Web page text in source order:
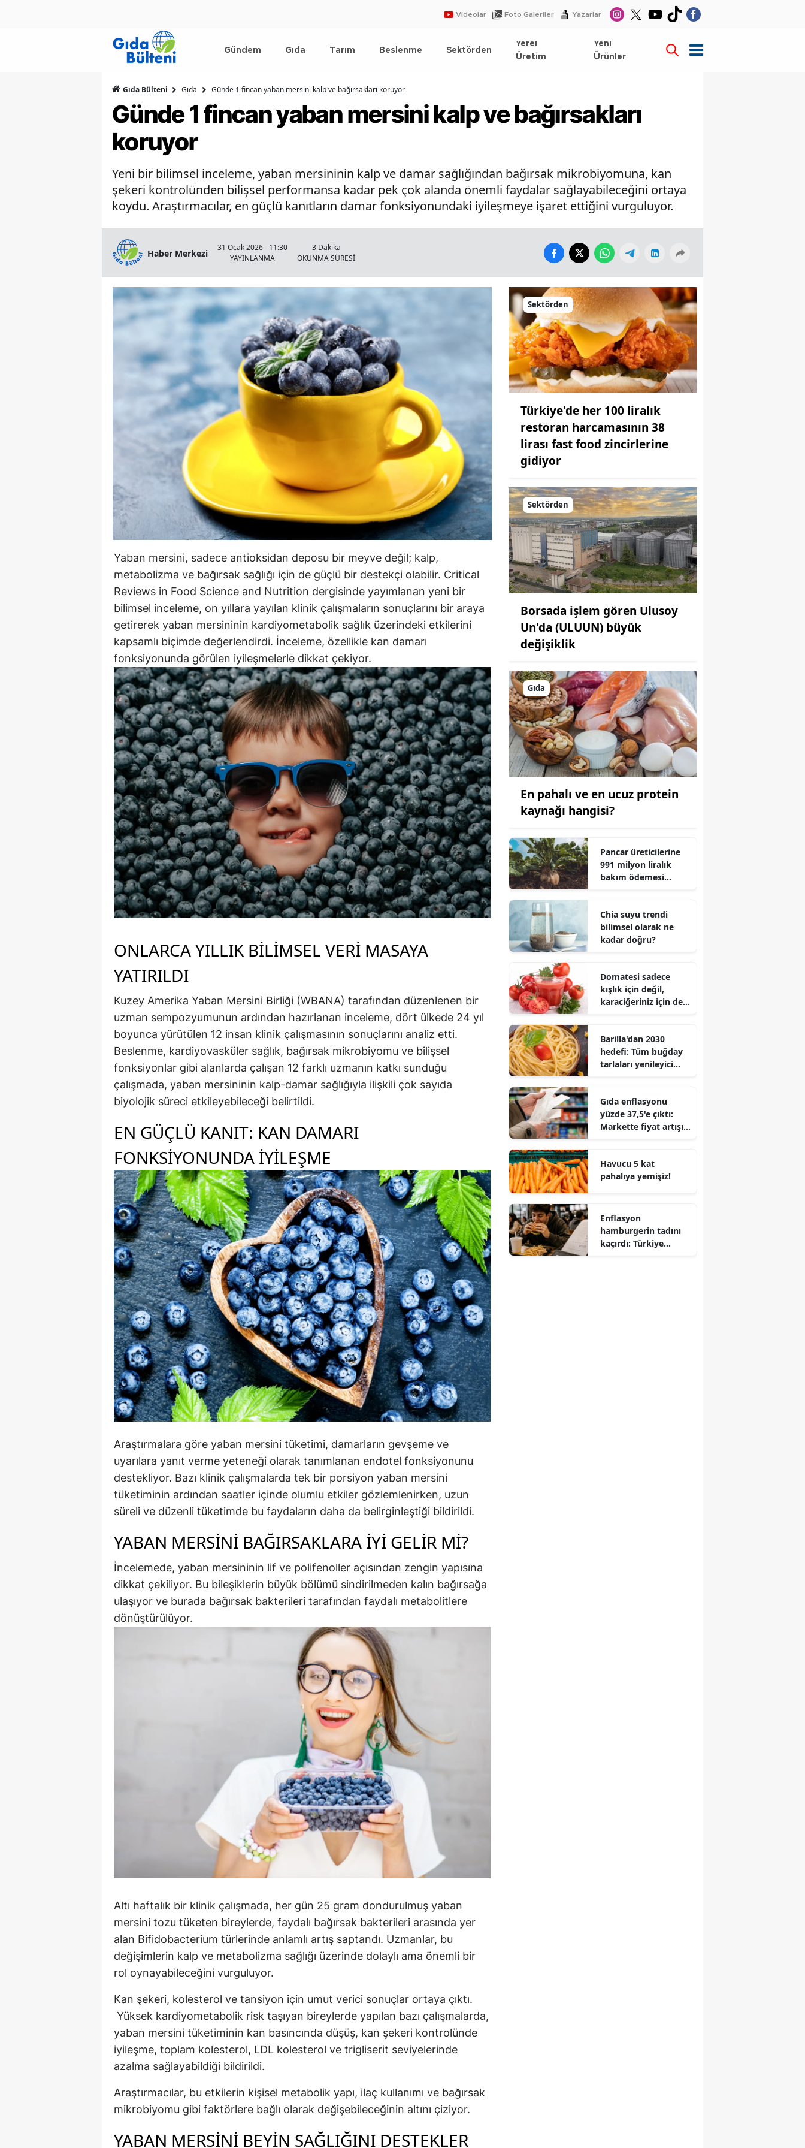
Videolar Foto Galeriler Yazarlar
Gündem Gıda Tarım Beslenme Sektörden
Yerel
Üretim
Yeni
Ürünler
Gıda Bülteni Gıda Günde 1 fincan yaban mersini kalp ve bağırsakları koruyor
Günde 1 fincan yaban mersini kalp ve bağırsakları
koruyor
Yeni bir bilimsel inceleme, yaban mersininin kalp ve damar sağlığından bağırsak mikrobiyomuna, kan
şekeri kontrolünden bilişsel performansa kadar pek çok alanda önemli faydalar sağlayabileceğini ortaya
koydu. Araştırmacılar, en güçlü kanıtların damar fonksiyonundaki iyileşmeye işaret ettiğini vurguluyor.
Haber Merkezi
31 Ocak 2026 - 11:30
YAYINLANMA
3 Dakika
OKUNMA SÜRESİ
Yaban mersini, sadece antioksidan deposu bir meyve değil; kalp,
metabolizma ve bağırsak sağlığı için de güçlü bir destekçi olabilir. Critical
Reviews in Food Science and Nutrition dergisinde yayımlanan yeni bir
bilimsel inceleme, on yıllara yayılan klinik çalışmaların sonuçlarını bir araya
getirerek yaban mersininin kardiyometabolik sağlık üzerindeki etkilerini
kapsamlı biçimde değerlendirdi. İnceleme, özellikle kan damarı
fonksiyonunda görülen iyileşmelerle dikkat çekiyor.
ONLARCA YILLIK BILIMSEL VERI MASAYA
YATIRILDI
Kuzey Amerika Yaban Mersini Birliği (WBANA) tarafından düzenlenen bir
uzman sempozyumunun ardından hazırlanan inceleme, dört ülkede 24 yıl
boyunca yürütülen 12 insan klinik çalışmasının sonuçlarını analiz etti.
Beslenme, kardiyovasküler sağlık, bağırsak mikrobiyomu ve bilişsel
fonksiyonlar gibi alanlarda çalışan 12 farklı uzmanın katkı sunduğu
çalışmada, yaban mersininin kalp-damar sağlığıyla ilişkili çok sayıda
biyolojik süreci etkileyebileceği belirtildi.
EN GÜÇLÜ KANIT: KAN DAMARI
FONKSIYONUNDA IYILEŞME
Araştırmalara göre yaban mersini tüketimi, damarların gevşeme ve
uyarılara yanıt verme yeteneği olarak tanımlanan endotel fonksiyonunu
destekliyor. Bazı klinik çalışmalarda tek bir porsiyon yaban mersini
tüketiminin ardından saatler içinde olumlu etkiler gözlemlenirken, uzun
süreli ve düzenli tüketimde bu faydaların daha da belirginleştiği bildirildi.
YABAN MERSINI BAĞIRSAKLARA IYI GELIR MI?
İncelemede, yaban mersininin lif ve polifenoller açısından zengin yapısına
dikkat çekiliyor. Bu bileşiklerin büyük bölümü sindirilmeden kalın bağırsağa
ulaşıyor ve burada bağırsak bakterileri tarafından faydalı metabolitlere
dönüştürülüyor.
Altı haftalık bir klinik çalışmada, her gün 25 gram dondurulmuş yaban
mersini tozu tüketen bireylerde, faydalı bağırsak bakterileri arasında yer
alan Bifidobacterium türlerinde anlamlı artış saptandı. Uzmanlar, bu
değişimlerin kalp ve metabolizma sağlığı üzerinde dolaylı ama önemli bir
rol oynayabileceğini vurguluyor.
Kan şekeri, kolesterol ve tansiyon için umut verici sonuçlar ortaya çıktı.
Yüksek kardiyometabolik risk taşıyan bireylerde yapılan bazı çalışmalarda,
yaban mersini tüketiminin kan basıncında düşüş, kan şekeri kontrolünde
iyileşme, toplam kolesterol, LDL kolesterol ve trigliserit seviyelerinde
azalma sağlayabildiği bildirildi.
Araştırmacılar, bu etkilerin kişisel metabolik yapı, ilaç kullanımı ve bağırsak
mikrobiyomu gibi faktörlere bağlı olarak değişebileceğinin altını çiziyor.
YABAN MERSINI BEYIN SAĞLIĞINI DESTEKLER
Sektörden
Türkiye'de her 100 liralık
restoran harcamasının 38
lirası fast food zincirlerine
gidiyor
Sektörden
Borsada işlem gören Ulusoy
Un'da (ULUUN) büyük
değişiklik
Gıda
En pahalı ve en ucuz protein
kaynağı hangisi?
Pancar üreticilerine
991 milyon liralık
bakım ödemesi
Chia suyu trendi
bilimsel olarak ne
kadar doğru?
Domatesi sadece
kışlık için değil,
karaciğeriniz için de
Barilla'dan 2030
hedefi: Tüm buğday
tarlaları yenileyici
Gıda enflasyonu
yüzde 37,5'e çıktı:
Markette fiyat artışı
Havucu 5 kat
pahalıya yemişiz!
Enflasyon
hamburgerin tadını
kaçırdı: Türkiye